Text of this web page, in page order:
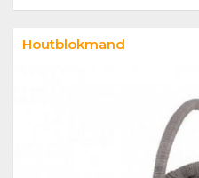
Houtblokmand